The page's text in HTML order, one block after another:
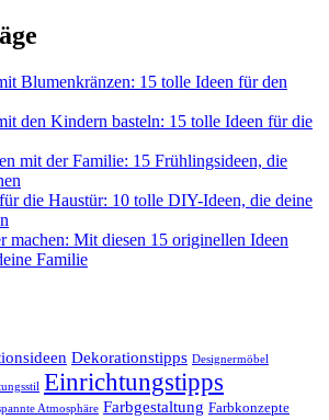
Blumenkränzen: 15 tolle Ideen für den
den Kindern basteln: 15 tolle Ideen für die
mit der Familie: 15 Frühlingsideen, die
die Haustür: 10 tolle DIY-Ideen, die deine
machen: Mit diesen 15 originellen Ideen
Familie
Dekorationstipps Designermöbel
Einrichtungstipps
Atmosphäre Farbgestaltung Farbkonzepte